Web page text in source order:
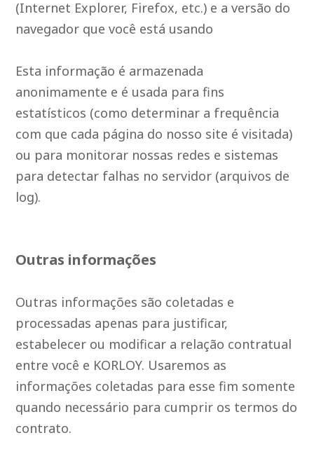
(Internet Explorer, Firefox, etc.) e a versão do
navegador que você está usando
Esta informação é armazenada
anonimamente e é usada para fins
estatísticos (como determinar a frequência
com que cada página do nosso site é visitada)
ou para monitorar nossas redes e sistemas
para detectar falhas no servidor (arquivos de
log).
Outras informações
Outras informações são coletadas e
processadas apenas para justificar,
estabelecer ou modificar a relação contratual
entre você e KORLOY. Usaremos as
informações coletadas para esse fim somente
quando necessário para cumprir os termos do
contrato.